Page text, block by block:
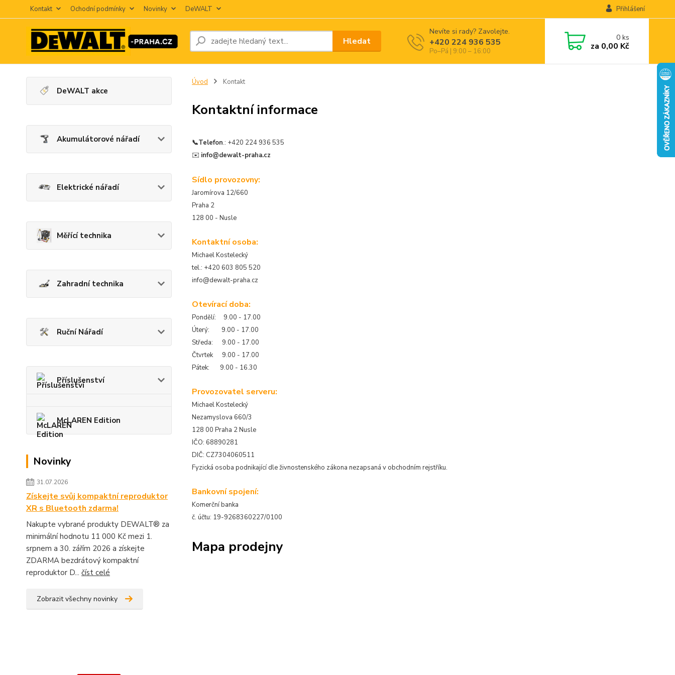
Kontakt Ochodní podmínky Novinky DeWALT Přihlášení
Hledat
Nevíte si rady? Zavolejte.
+420 224 936 535
Po–Pá | 9:00 – 16:00
0ks
za 0,00 Kč
DeWALT akce
Akumulátorové nářadí
Elektrické nářadí
Měřící technika
Zahradní technika
Ruční Nářadí
Příslušenství
McLAREN Edition
Novinky
31.07.2026
Získejte svůj kompaktní reproduktor
XR s Bluetooth zdarma!
Nakupte vybrané produkty DEWALT® za
minimální hodnotu 11 000 Kč mezi 1.
srpnem a 30. zářím 2026 a získejte
ZDARMA bezdrátový kompaktní
reproduktor D... číst celé
Zobrazit všechny novinky
Úvod Kontakt
Kontaktní informace
📞Telefon.: +420 224 936 535
✉️ info@dewalt-praha.cz
Sídlo provozovny:
Jaromírova 12/660
Praha 2
128 00 - Nusle
Kontaktní osoba:
Michael Kostelecký
tel.: +420 603 805 520
info@dewalt-praha.cz
Otevírací doba:
Pondělí: 9.00 - 17.00
Úterý: 9.00 - 17.00
Středa: 9.00 - 17.00
Čtvrtek 9.00 - 17.00
Pátek: 9.00 - 16.30
Provozovatel serveru:
Michael Kostelecký
Nezamyslova 660/3
128 00 Praha 2 Nusle
IČO: 68890281
DIČ: CZ7304060511
Fyzická osoba podnikající dle živnostenského zákona nezapsaná v obchodním rejstříku.
Bankovní spojení:
Komerční banka
č. účtu: 19-9268360227/0100
Mapa prodejny